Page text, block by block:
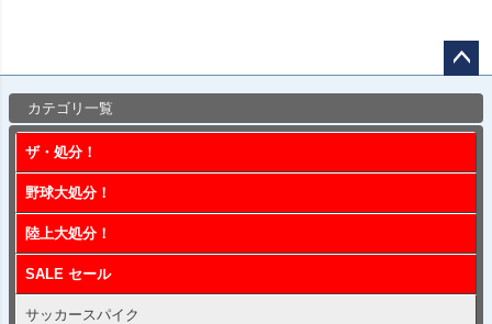
カテゴリ一覧
ザ・処分！
野球大処分！
陸上大処分！
SALE セール
サッカースパイク
ップ